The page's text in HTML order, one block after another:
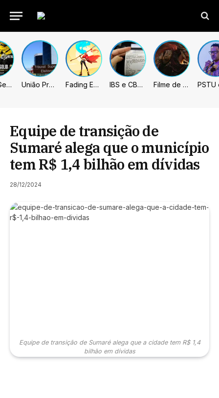
Metal Gear Solid: Master Collection 2 terá legendas e menus em portugues União Progressista e PL terão mais tempo de propaganda eleitoral Fading Echo – Review IBS e CBS necessitarão constar nas notas fiscais com início desta 2ª. Entenda Filme de Elden Ring tem gravações concluídas, mas ainda fica longe do lançamento
Equipe de transição de
Sumaré alega que o município
tem R$ 1,4 bilhão em dívidas
28/12/2024
Equipe de transição de Sumaré alega que a cidade tem R$ 1,4
bilhão em dívidas